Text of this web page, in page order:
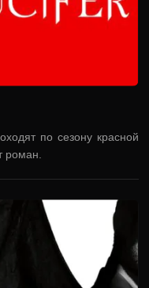
по сезону красной
роман.